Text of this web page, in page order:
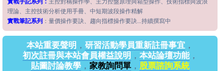
實戰手記系列： 主控對稱操作學、主力控盤原理與箱型操作、技術指標與波浪
理論、主控技術分析使用手冊、中短期波段操作精解
實戰筆記系列 ：量價操作要訣、趨向指標操作要訣...持續撰寫中
本站重要聲明 ， 研習活動學員重新註冊事宜 ，
初次註冊與本站會員權益說明 ， 本站論壇功能，
貼圖討論教學， 家教詢問單， 股票諮詢系統